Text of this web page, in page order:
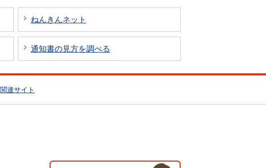
ねんきんネット
通知書の見方を調べる
関連サイト